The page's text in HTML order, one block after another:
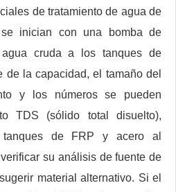
de tratamiento de agua de
inician con una bomba de
cruda a los tanques de
de la capacidad, el tamaño del
y los números se pueden
TDS (sólido total disuelto),
tanques de FRP y acero al
su análisis de fuente de
material alternativo. Si el